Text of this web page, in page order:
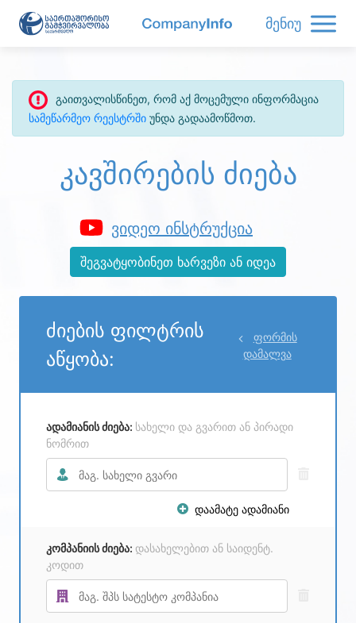
მენიუ
გაითვალისწინეთ, რომ აქ მოცემული ინფორმაცია
სამეწარმეო რეესტრში უნდა გადაამოწმოთ.
კავშირების ძიება
ვიდეო ინსტრუქცია
შეგვატყობინეთ ხარვეზი ან იდეა
ძიების ფილტრის
აწყობა:
ფორმის
დამალვა
ადამიანის ძიება: სახელი და გვარით ან პირადი
ნომრით
დაამატე ადამიანი
კომპანიის ძიება: დასახელებით ან საიდენტ.
კოდით